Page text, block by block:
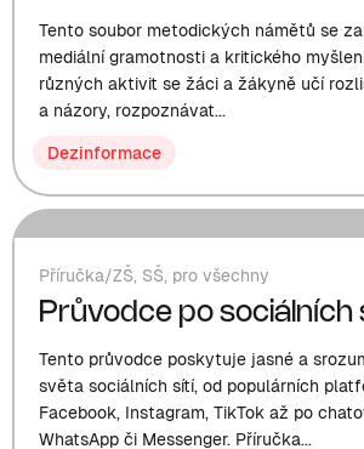
Tento soubor metodických námětů se
mediální gramotnosti a kritického
různých aktivit se žáci a žákyně učí
a názory, rozpoznávat...
Dezinformace
Příručka/ZŠ SŠ pro všechny
Průvodce po sociálních
Tento průvodce poskytuje jasné a
světa sociálních sítí, od populárních
Facebook, Instagram, TikTok až po
WhatsApp či Messenger. Příručka...